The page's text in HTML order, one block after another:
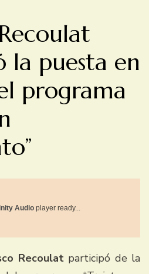
la puesta en
programa
Audio player ready...
Recoulatparticipó de la